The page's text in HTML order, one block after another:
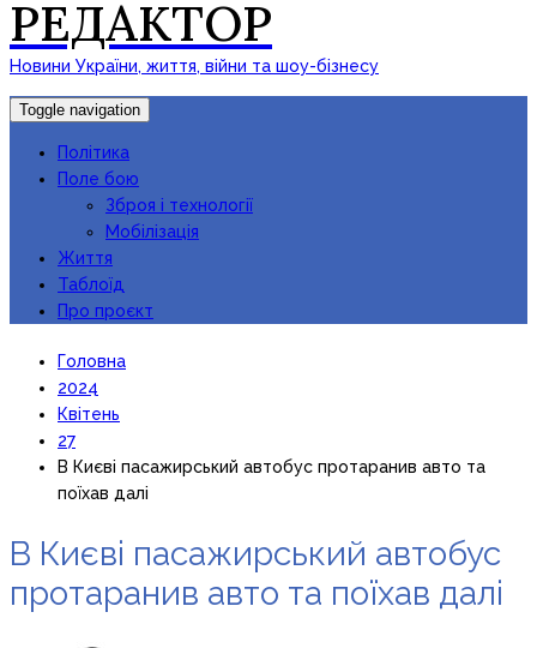
РЕДАКТОР
Новини України, життя, війни та шоу-бізнесу
Toggle navigation
Політика
Поле бою
Зброя і технології
Мобілізація
Життя
Таблоїд
Про проєкт
Головна
2024
Квітень
27
В Києві пасажирський автобус протаранив авто та
поїхав далі
В Києві пасажирський автобус
протаранив авто та поїхав далі